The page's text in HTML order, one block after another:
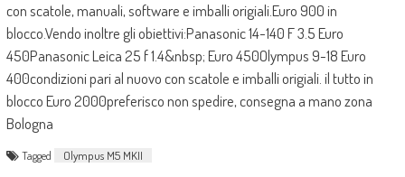
con scatole, manuali, software e imballi origiali.Euro 900 in
blocco.Vendo inoltre gli obiettivi:Panasonic 14-140 F 3.5 Euro
450Panasonic Leica 25 f 1.4&nbsp; Euro 450Olympus 9-18 Euro
400condizioni pari al nuovo con scatole e imballi origiali. il tutto in
blocco Euro 2000preferisco non spedire, consegna a mano zona
Bologna
Tagged Olympus M5 MKII